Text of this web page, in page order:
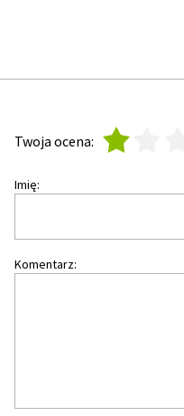
Twoja ocena:
Imię:
Komentarz: